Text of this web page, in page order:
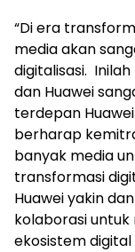
“Di era
media akan
digitalisasi.
dan Huawei
terdepan
berharap
banyak media
transformasi
Huawei yakin
kolaborasi
ekosistem digital